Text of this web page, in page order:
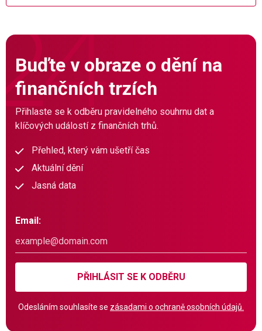
Buďte v obraze o dění na
finančních trzích
Přihlaste se k odběru pravidelného souhrnu dat a
klíčových událostí z finančních trhů.
Přehled, který vám ušetří čas
Aktuální dění
Jasná data
Email:
PŘIHLÁSIT SE K ODBĚRU
Odesláním souhlasíte se zásadami o ochraně osobních údajů.